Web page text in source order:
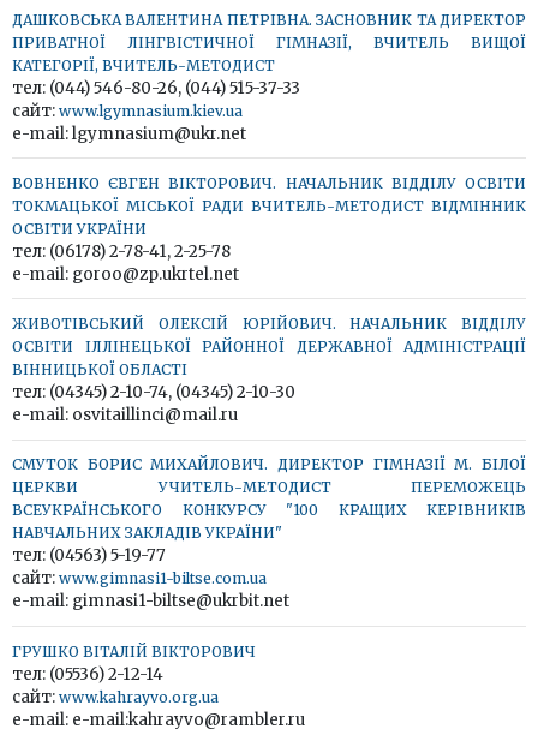
ДАШКОВСЬКА ВАЛЕНТИНА ПЕТРІВНА. ЗАСНОВНИК ТА ДИРЕКТОР
ПРИВАТНОЇ ЛІНГВІСТИЧНОЇ ГІМНАЗІЇ, ВЧИТЕЛЬ ВИЩОЇ
КАТЕГОРІЇ, ВЧИТЕЛЬ-МЕТОДИСТ
тел: (044) 546-80-26, (044) 515-37-33
сайт: www.lgymnasium.kiev.ua
e-mail: lgymnasium@ukr.net
ВОВНЕНКО ЄВГЕН ВІКТОРОВИЧ. НАЧАЛЬНИК ВІДДІЛУ ОСВІТИ
ТОКМАЦЬКОЇ МІСЬКОЇ РАДИ ВЧИТЕЛЬ-МЕТОДИСТ ВІДМІННИК
ОСВІТИ УКРАЇНИ
тел: (06178) 2-78-41, 2-25-78
e-mail: goroo@zp.ukrtel.net
ЖИВОТІВСЬКИЙ ОЛЕКСІЙ ЮРІЙОВИЧ. НАЧАЛЬНИК ВІДДІЛУ
ОСВІТИ ІЛЛІНЕЦЬКОЇ РАЙОННОЇ ДЕРЖАВНОЇ АДМІНІСТРАЦІЇ
ВІННИЦЬКОЇ ОБЛАСТІ
тел: (04345) 2-10-74, (04345) 2-10-30
e-mail: osvitaillinci@mail.ru
СМУТОК БОРИС МИХАЙЛОВИЧ. ДИРЕКТОР ГІМНАЗІЇ М. БІЛОЇ
ЦЕРКВИ УЧИТЕЛЬ-МЕТОДИСТ ПЕРЕМОЖЕЦЬ
ВСЕУКРАЇНСЬКОГО КОНКУРСУ "100 КРАЩИХ КЕРІВНИКІВ
НАВЧАЛЬНИХ ЗАКЛАДІВ УКРАЇНИ"
тел: (04563) 5-19-77
сайт: www.gimnasi1-biltse.com.ua
e-mail: gimnasi1-biltse@ukrbit.net
ГРУШКО ВІТАЛІЙ ВІКТОРОВИЧ
тел: (05536) 2-12-14
сайт: www.kahrayvo.org.ua
e-mail: e-mail:kahrayvo@rambler.ru